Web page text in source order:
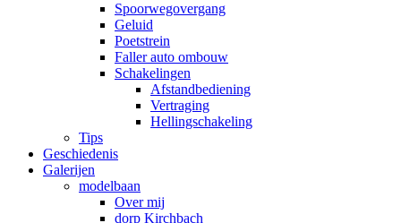
Spoorwegovergang
Geluid
Poetstrein
Faller auto ombouw
Schakelingen
Afstandbediening
Vertraging
Hellingschakeling
Tips
Geschiedenis
Galerijen
modelbaan
Over mij
dorp Kirchbach